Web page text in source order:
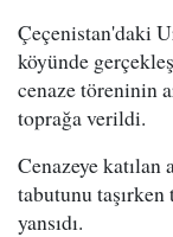
Çeçenistan'daki
köyünde
cenaze töreninin
toprağa verildi.
Cenazeye katılan
tabutunu
yansıdı.